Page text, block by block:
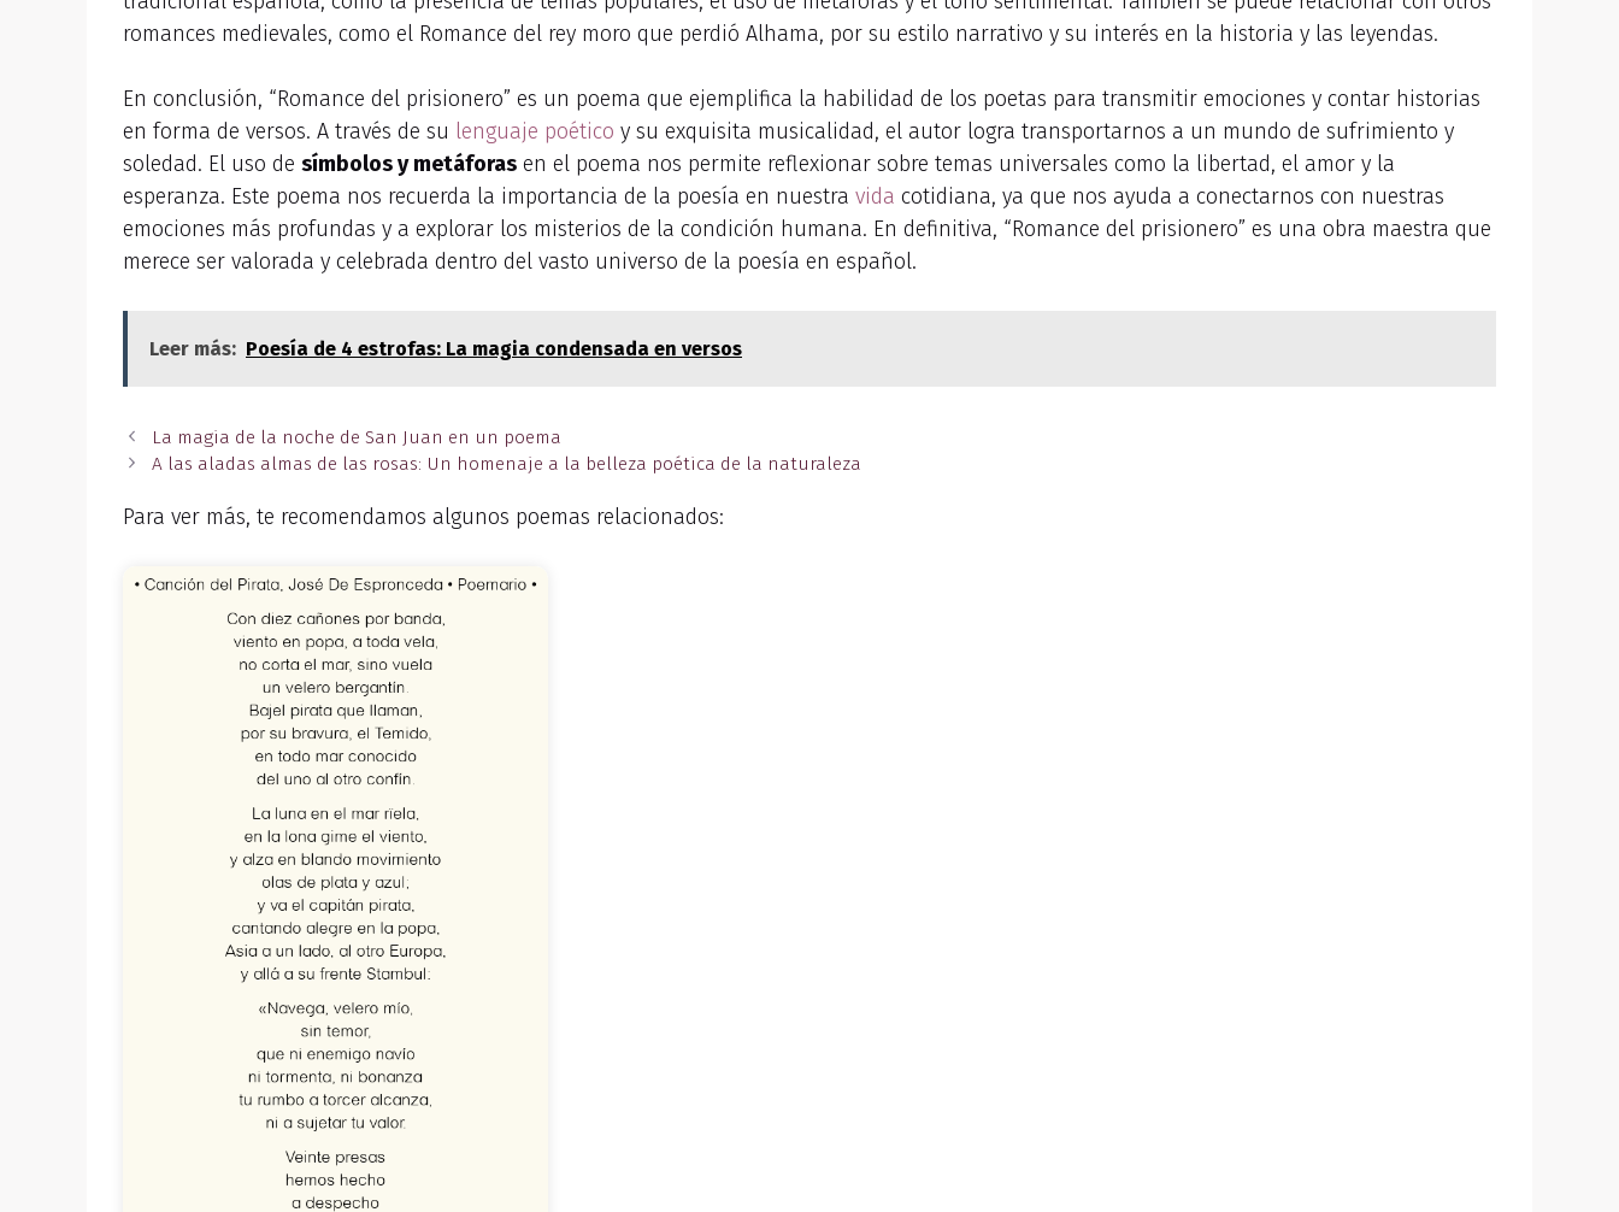
romances medievales, como el Romance del rey moro que perdió Alhama, por su estilo narrativo y su interés en la historia y las leyendas.
En conclusión, “Romance del prisionero” es un poema que ejemplifica la habilidad de los poetas para transmitir emociones y contar historias
en forma de versos. A través de su lenguaje poético y su exquisita musicalidad, el autor logra transportarnos a un mundo de sufrimiento y
soledad. El uso de símbolos y metáforas en el poema nos permite reflexionar sobre temas universales como la libertad, el amor y la
esperanza. Este poema nos recuerda la importancia de la poesía en nuestra vida cotidiana, ya que nos ayuda a conectarnos con nuestras
emociones más profundas y a explorar los misterios de la condición humana. En definitiva, “Romance del prisionero” es una obra maestra que
merece ser valorada y celebrada dentro del vasto universo de la poesía en español.
Leer más: Poesía de 4 estrofas: La magia condensada en versos
La magia de la noche de San Juan en un poema
A las aladas almas de las rosas: Un homenaje a la belleza poética de la naturaleza
Para ver más, te recomendamos algunos poemas relacionados: